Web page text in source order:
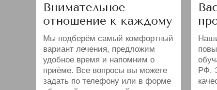
Внимательное
отношение к каждому
Мы подберём самый комфортный
вариант лечения, предложим
удобное время и напомним о
приёме. Все вопросы вы можете
задать по телефону или в форме
РФ.